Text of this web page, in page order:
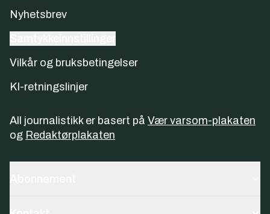
Nyhetsbrev
Vilkår og bruksbetingelser
KI-retningslinjer
All journalistikk er basert på Vær varsom-plakaten
og Redaktørplakaten